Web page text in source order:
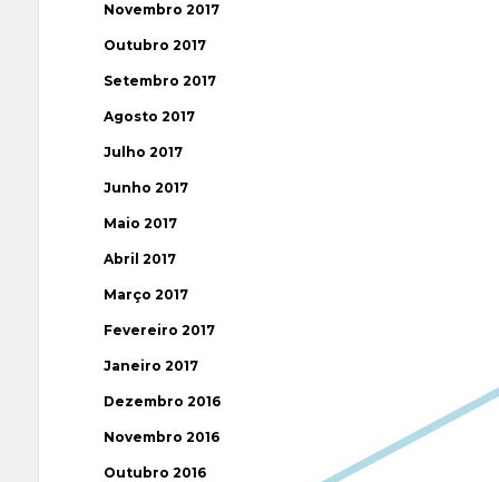
Novembro 2017
Outubro 2017
Setembro 2017
Agosto 2017
Julho 2017
Junho 2017
Maio 2017
Abril 2017
Março 2017
Fevereiro 2017
Janeiro 2017
Dezembro 2016
Novembro 2016
Outubro 2016